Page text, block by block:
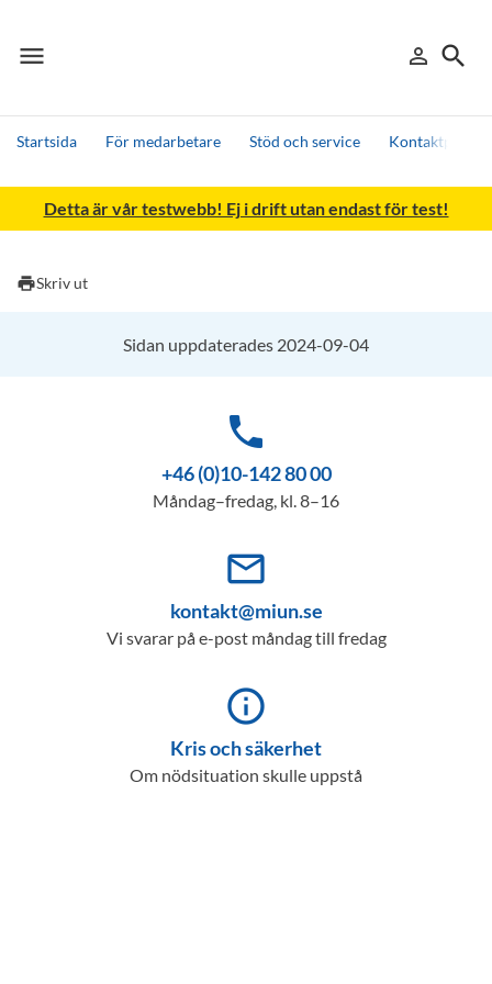
menu
Meny person_outline
Logga in
search
Sök
Startsida För medarbetare Stöd och service
Sök
Andra söktjänster
Detta är vår testwebb! Ej i drift utan endast för test!
printSkriv ut
Sidan uppdaterades 2024-09-04
phone
+46 (0)10-142 80 00
Måndag–fredag, kl. 8–16
mail_outline
kontakt@miun.se
Vi svarar på e-post måndag till fredag
info_outline
Kris och säkerhet
Om nödsituation skulle uppstå